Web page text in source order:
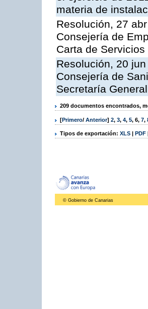
materia de
Resolución, 27
Consejería de
Carta de
Resolución, 20
Consejería de
Secretaría
209 documentos encontrados,
[Primero/ Anterior] 2, 3, 4, 5, 6, 7,
Tipos de exportación: XLS | PDF
© Gobierno de Canarias